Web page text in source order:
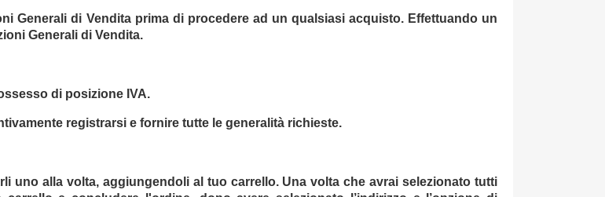
Generali di Vendita prima di procedere ad un qualsiasi acquisto. Effettuando un
Generali di Vendita.
di posizione IVA.
registrarsi e fornire tutte le generalità richieste.
uno alla volta, aggiungendoli al tuo carrello. Una volta che avrai selezionato tutti